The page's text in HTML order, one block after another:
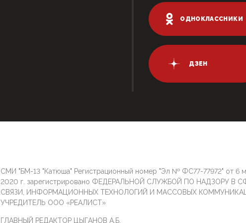
ОДНОКЛАССНИКИ
ДЗЕН
СМИ "БМ-13 "Катюша" Регистрационный номер "Эл № ФС77-77972" от 6
2020 г. зарегистрировано ФЕДЕРАЛЬНОЙ СЛУЖБОЙ ПО НАДЗОРУ В
СВЯЗИ, ИНФОРМАЦИОННЫХ ТЕХНОЛОГИЙ И МАССОВЫХ
УЧРЕДИТЕЛЬ ООО «РЕАЛИСТ»
ГЛАВНЫЙ РЕДАКТОР ЦЫГАНОВ А.Б.